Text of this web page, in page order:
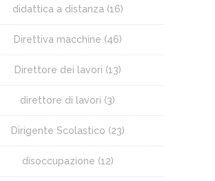
didattica a distanza(16)
Direttiva macchine (46)
Direttore dei lavori (13)
direttore di lavori (3)
Dirigente Scolastico (23)
disoccupazione (12)